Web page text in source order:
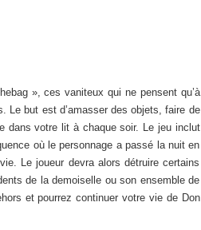
», ces vaniteux qui ne pensent qu’à
Le but est d’amasser des objets, faire de
dans votre lit à chaque soir. Le jeu inclut
où le personnage a passé la nuit en
Le joueur devra alors détruire certains
de la demoiselle ou son ensemble de
et pourrez continuer votre vie de Don